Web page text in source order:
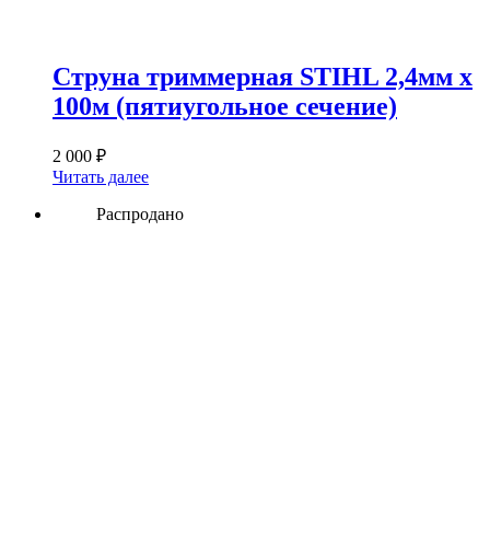
Струна триммерная STIHL 2,4мм х
100м (пятиугольное сечение)
2 000 ₽
Читать далее
Распродано